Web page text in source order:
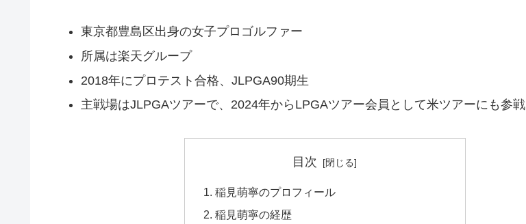
東京都豊島区出身の女子プロゴルファー
所属は楽天グループ
2018年にプロテスト合格、JLPGA90期生
主戦場はJLPGAツアーで、2024年からLPGAツアー会員として米ツアーにも参戦
目次
稲見萌寧のプロフィール
稲見萌寧の経歴